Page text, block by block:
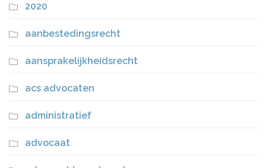
2020
aanbestedingsrecht
aansprakelijkheidsrecht
acs advocaten
administratief
advocaat